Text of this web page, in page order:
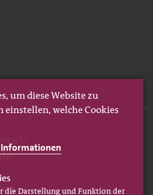
e.V.
um diese Website zu
einstellen, welche Cookies
die Darstellung und Funktion der